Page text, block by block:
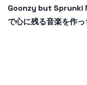
Goonzy but Sprunki
で心に残る音楽を作っ